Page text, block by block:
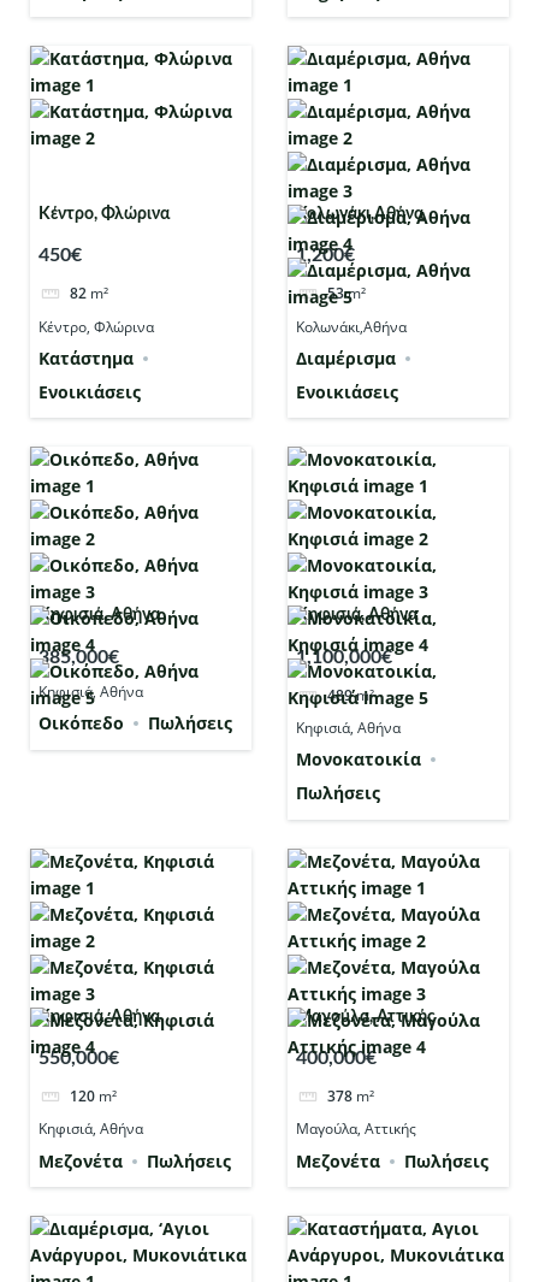
Κέντρο, Φλώρινα
450€
82 m²
Κέντρο, Φλώρινα
Kατάστημα
Ενοικιάσεις
Κολωνάκι,Αθήνα
1,200€
53m²
Κολωνάκι,Αθήνα
Διαμέρισμα
Ενοικιάσεις
Κηφισιά, Αθήνα
385,000€
Κηφισιά, Αθήνα
Οικόπεδο Πωλήσεις
Κηφισιά, Αθήνα
1,100,000€
489m²
Κηφισιά, Αθήνα
Μονοκατοικία
Πωλήσεις
Κηφισιά, Αθήνα
550,000€
120 m²
Κηφισιά, Αθήνα
Μεζονέτα Πωλήσεις
Μαγούλα, Αττικής
400,000€
378 m²
Μαγούλα, Αττικής
Μεζονέτα Πωλήσεις